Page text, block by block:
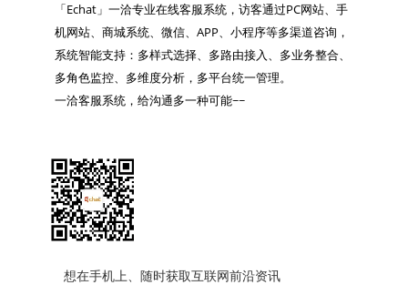
「Echat」一洽专业在线客服系统，访客通过PC网站、手
机网站、商城系统、微信、APP、小程序等多渠道咨询，
系统智能支持：多样式选择、多路由接入、多业务整合、
多角色监控、多维度分析，多平台统一管理。
一洽客服系统，给沟通多一种可能~~
想在手机上、随时获取互联网前沿资讯